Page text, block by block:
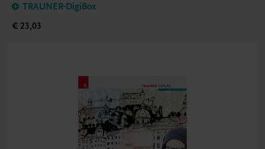
TRAUNER-DigiBox
€ 23,03